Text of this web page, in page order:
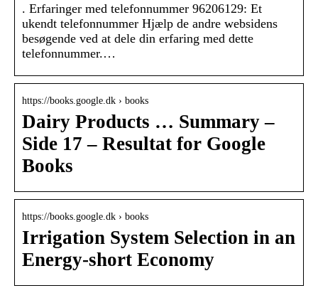
. Erfaringer med telefonnummer 96206129: Et
ukendt telefonnummer Hjælp de andre websidens
besøgende ved at dele din erfaring med dette
telefonnummer.…
https://books.google.dk › books
Dairy Products … Summary –
Side 17 – Resultat for Google
Books
https://books.google.dk › books
Irrigation System Selection in an
Energy-short Economy